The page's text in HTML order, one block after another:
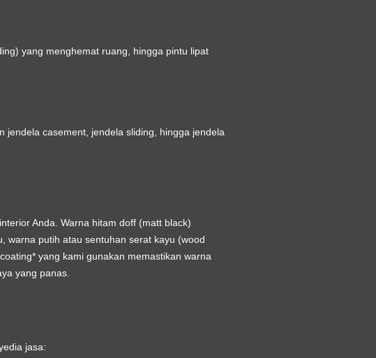
yang menghemat ruang, hingga pintu lipat
jendela casement, jendela sliding, hingga jendela
Anda. Warna hitam doff (matt black)
warna putih atau sentuhan serat kayu (wood
yang kami gunakan memastikan warna
yang panas.
jasa: